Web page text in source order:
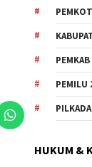
PEMILU
HUKUM &